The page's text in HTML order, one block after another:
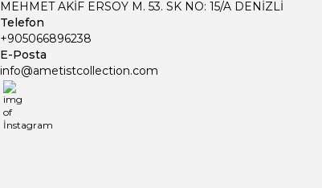
MEHMET AKİF ERSOY M. 53. SK NO: 15/A DENİZLİ
Telefon
+905066896238
E-Posta
info@ametistcollection.com